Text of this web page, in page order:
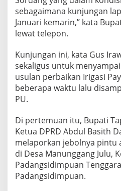
sebagaimana kunjungan
Januari kemarin,” kata
lewat telepon.
Kunjungan ini, kata Gus
sekaligus untuk
usulan perbaikan Irigasi
beberapa waktu lalu
PU.
Di pertemuan itu, Bupati
Ketua DPRD Abdul Basith
melaporkan jebolnya pintu
di Desa Manunggang Julu,
Padangsidimpuan
Padangsidimpuan.